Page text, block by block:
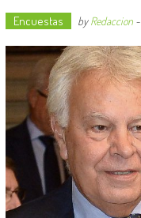
Encuestas byRedaccion-